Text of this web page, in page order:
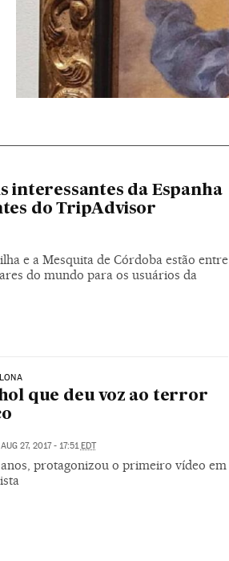
interessantes da Espanha
do TripAdvisor
e a Mesquita de Córdoba estão entre
do mundo para os usuários da
que deu voz ao terror
AUG 27, 2017 - 17:51 EDT
protagonizou o primeiro vídeo em